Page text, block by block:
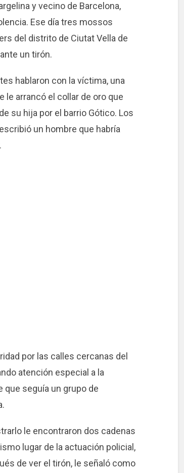
y vecino de Barcelona,
Ese día tres mossos
del distrito de Ciutat Vella de
un tirón.
hablaron con la víctima, una
le arrancó el collar de oro que
su hija por el barrio Gótico. Los
un hombre que habría
por las calles cercanas del
atención especial a la
seguía un grupo de
le encontraron dos cadenas
lugar de la actuación policial,
de ver el tirón, le señaló como